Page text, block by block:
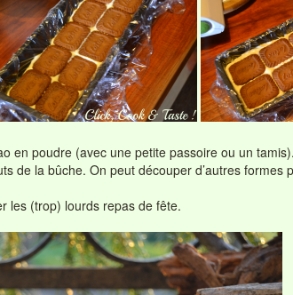
en poudre (avec une petite passoire ou un
de la bûche. On peut découper d’autres formes
les (trop) lourds repas de fête.